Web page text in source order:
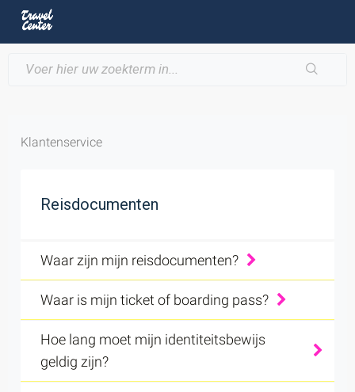
Klantenservice
Reisdocumenten
Waar zijn mijn reisdocumenten?
Waar is mijn ticket of boarding pass?
Hoe lang moet mijn identiteitsbewijs
geldig zijn?